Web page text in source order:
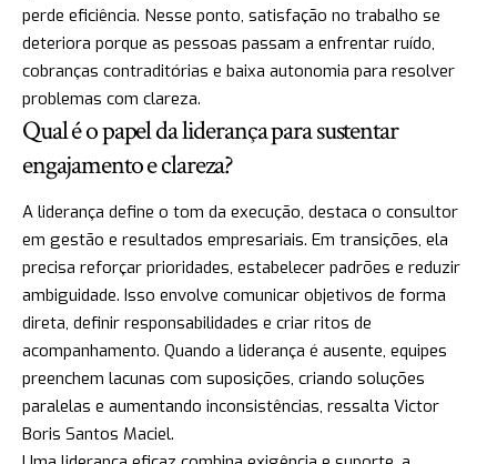
perde eficiência. Nesse ponto, satisfação no trabalho se
deteriora porque as pessoas passam a enfrentar ruído,
cobranças contraditórias e baixa autonomia para resolver
problemas com clareza.
Qual é o papel da liderança para sustentar
engajamento e clareza?
A liderança define o tom da execução, destaca o consultor
em gestão e resultados empresariais. Em transições, ela
precisa reforçar prioridades, estabelecer padrões e reduzir
ambiguidade. Isso envolve comunicar objetivos de forma
direta, definir responsabilidades e criar ritos de
acompanhamento. Quando a liderança é ausente, equipes
preenchem lacunas com suposições, criando soluções
paralelas e aumentando inconsistências, ressalta Victor
Boris Santos Maciel.